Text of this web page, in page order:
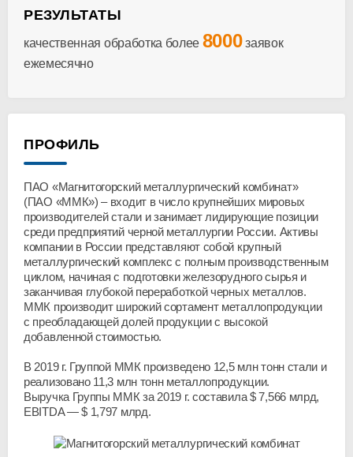
РЕЗУЛЬТАТЫ
качественная обработка более 8000заявок
ежемесячно
ПРОФИЛЬ
ПАО «Магнитогорский металлургический комбинат»
(ПАО «ММК») – входит в число крупнейших мировых
производителей стали и занимает лидирующие позиции
среди предприятий черной металлургии России. Активы
компании в России представляют собой крупный
металлургический комплекс с полным производственным
циклом, начиная с подготовки железорудного сырья и
заканчивая глубокой переработкой черных металлов.
ММК производит широкий сортамент металлопродукции
с преобладающей долей продукции с высокой
добавленной стоимостью.
В 2019 г. Группой ММК произведено 12,5 млн тонн стали и
реализовано 11,3 млн тонн металлопродукции.
Выручка Группы ММК за 2019 г. составила $ 7,566 млрд,
EBITDA — $ 1,797 млрд.